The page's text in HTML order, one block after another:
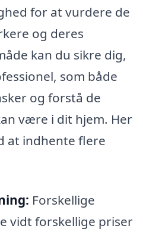
for at vurdere de
og deres
kan du sikre dig,
som både
og forstå de
være i dit hjem. Her
at indhente flere
Forskellige
vidt forskellige priser